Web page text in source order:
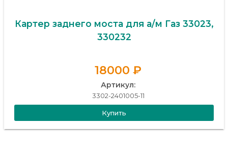
Картер заднего моста для а/м Газ 33023,
330232
18000 ₽
Артикул:
3302-2401005-11
Купить